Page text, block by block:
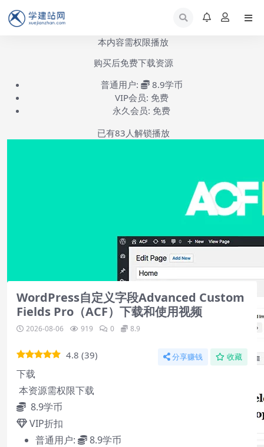
本内容需权限播放
购买后免费下载资源
普通用户:
8.9学币
VIP会员: 免费
永久会员: 免费
已有83 人解锁播放
Advanced Custom Fields插件安装-第1集
(共3集)
WordPress自定义字段Advanced Custom
Fields Pro（ACF）下载和使用视频
2026-08-06 919 0 8.9
4.8 (39) 分享赚钱 收藏
下载
本资源需权限下载
8.9学币
VIP折扣
普通用户:
8.9学币